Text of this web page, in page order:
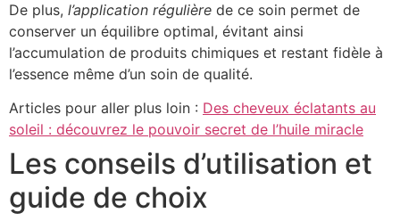
De plus, l’application régulière de ce soin permet de
conserver un équilibre optimal, évitant ainsi
l’accumulation de produits chimiques et restant fidèle à
l’essence même d’un soin de qualité.
Articles pour aller plus loin : Des cheveux éclatants au
soleil : découvrez le pouvoir secret de l’huile miracle
Les conseils d’utilisation et
guide de choix